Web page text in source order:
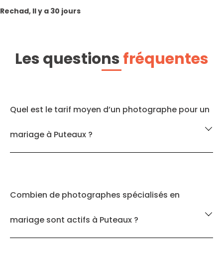
Rechad, Il y a 30 jours
Les questionsfréquentes
Quel est le tarif moyen d’un photographe pour un
mariage à Puteaux ?
Combien de photographes spécialisés en
mariage sont actifs à Puteaux ?